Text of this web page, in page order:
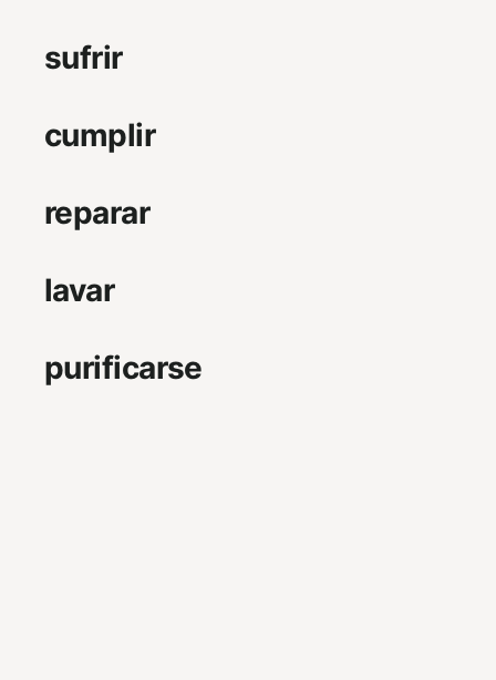
sufrir
cumplir
reparar
lavar
purificarse